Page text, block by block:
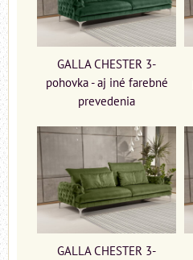
GALLA CHESTER 3-
pohovka - aj iné farebné
prevedenia
GALLA CHESTER 3-